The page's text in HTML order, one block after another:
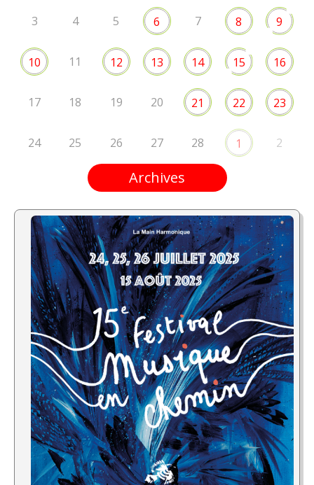
3 4 5 6 7 8 9
10 11 12 13 14 15 16
17 18 19 20 21 22 23
24 25 26 27 28 1 2
Archives